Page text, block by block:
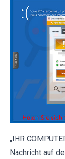
„IHR
Nachricht auf